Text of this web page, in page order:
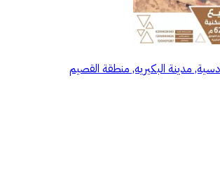
مدينة البكيريه, منطقة القصيم